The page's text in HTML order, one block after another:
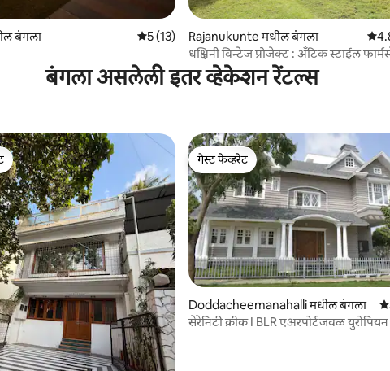
रिव्ह्यूज
बंगला 5 पैकी 5 सरासरी रेटिंग, 13 रिव्ह्यूज
5 (13)
Rajanukunte मधील बंगला 5
धक्षिनी विन्टेज प्रोजेक्ट : अँटिक स्टाईल
बंगला असलेली इतर व्हेकेशन रेंटल्स
रिव्ह्यूज
गेस्ट फेव्हरेट
गेस्ट फेव्हरेट
Doddacheemanahalli मधील बंगला 5
सेरेनिटी क्रीक I BLR एअरपोर्टजवळ युरोपियन